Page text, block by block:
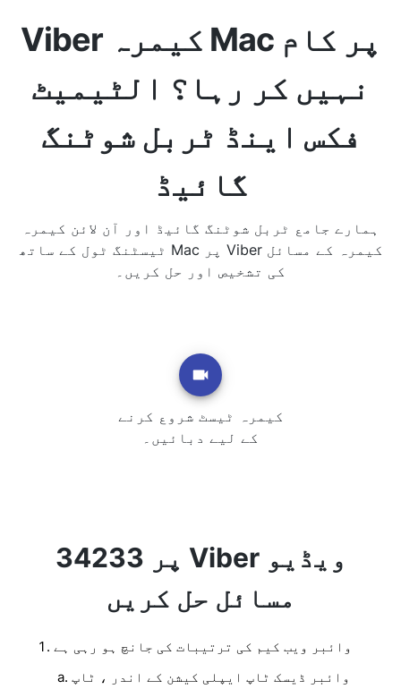
Viber کیمرہ Mac پر کام
نہیں کر رہا؟ الٹیمیٹ
فکس اینڈ ٹربل شوٹنگ
گائیڈ
ہمارے جامع ٹربل شوٹنگ گائیڈ اور آن لائن کیمرہ
ٹیسٹنگ ٹول کے ساتھ Mac پر Viber کیمرہ کے مسائل
کی تشخیص اور حل کریں۔
کیمرہ ٹیسٹ شروع کرنے
کے لیے دبائیں۔
34233 پر Viber ویڈیو
مسائل حل کریں
وائبر ویب کیم کی ترتیبات کی جانچ ہو رہی ہے
وائبر ڈیسک ٹاپ ایپلی کیشن کے اندر ، ٹاپ